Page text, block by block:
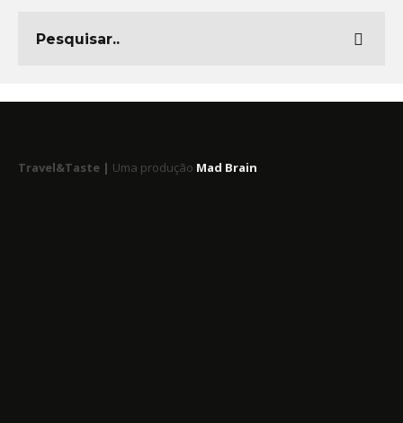
Travel&Taste | Uma produção Mad Brain